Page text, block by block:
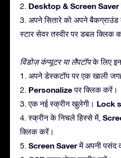
2. Desktop & Screen Saver
3. अपने सितारे को अपने
स्टार सेवर तस्वीर पर डबल क्लिक
विंडोज़ कंप्यूटर या लैपटॉपके लिए इन
1. अपने डेस्कटॉप पर एक खाली
2. Personalizeपर क्लिक करें।
3. एक नई स्क्रीन खुलेगी। Lock
4. स्क्रीन के निचले हिस्से में,
क्लिक करें।
5. Screen Saverमें अपनी पसंद